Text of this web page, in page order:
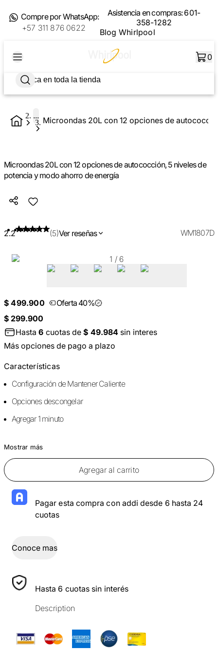
Compre por WhatsApp:
+57 311 876 0622
Asistencia en compras:601-
358-1282
Blog Whirlpool
0
...
Microondas 20L con 12 opciones de autococción, 5 niveles de
potencia y modo ahorro de energía
2.2 (5)Ver reseñas WM1807D
1 / 6
$ 499.900
Oferta 40%
$ 299.900
Hasta6 cuotas de$ 49.984 sin interes
Más opciones de pago a plazo
Características
Configuración de Mantener Caliente
Opciones descongelar
Agregar 1 minuto
Mostrar más
Agregar al carrito
Pagar esta compra con addi desde 6 hasta 24
cuotas
Conoce mas
Hasta 6 cuotas sin interés
Description